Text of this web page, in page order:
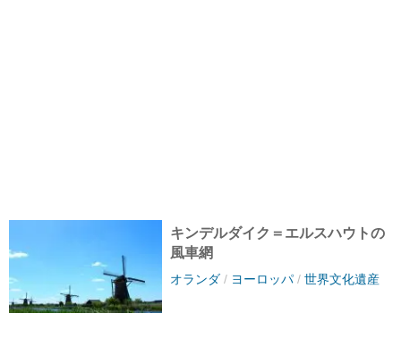
キンデルダイク＝エルスハウトの
風車網
オランダ/ ヨーロッパ/ 世界文化遺産